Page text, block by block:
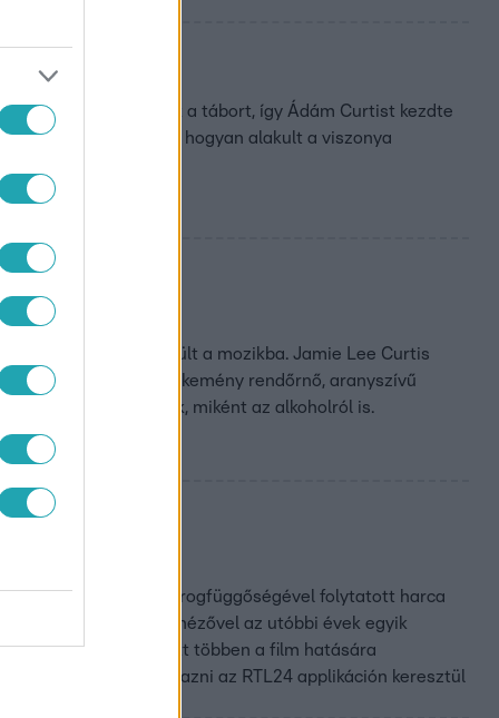
köztünk
el kell hagyniuk a tábort, így Ádám Curtist kezdte
és arra is kitért, hogy hogyan alakult a viszonya
ér épp most került a mozikba. Jamie Lee Curtis
aerobikoktató, kemény rendőrnő, aranyszívű
már rég lejött róluk, miként az alkoholról is.
A súlyos drogfüggőségével folytatott harca
több mint 100 ezer nézővel az utóbbi évek egyik
emellett többen a film hatására
Embere díjra. Szavazni az RTL24 applikáción keresztül